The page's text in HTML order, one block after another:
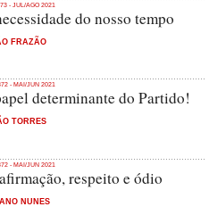
- JUL/AGO 2021
do nosso tempo
FRAZÃO
- MAI/JUN 2021
determinante do Partido!
TORRES
- MAI/JUN 2021
respeito e ódio
NUNES